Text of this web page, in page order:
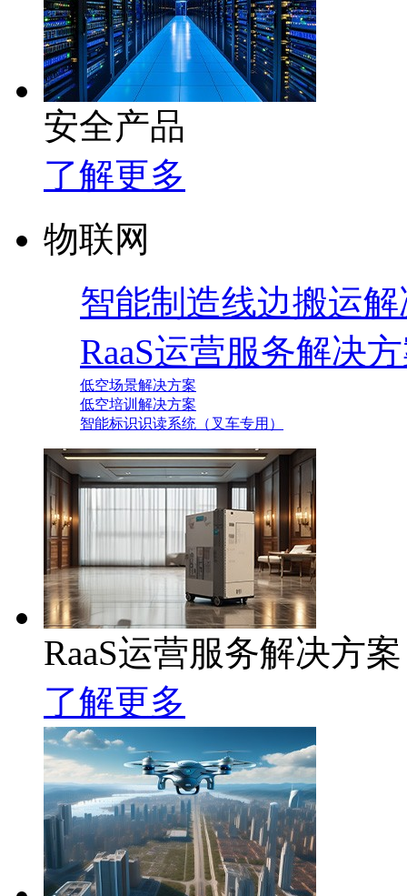
安全产品
了解更多
物联网
智能制造线边搬运
RaaS运营服务解决
低空场景解决方案
低空培训解决方案
智能标识识读系统（叉车专用）
RaaS运营服务解决方案
了解更多